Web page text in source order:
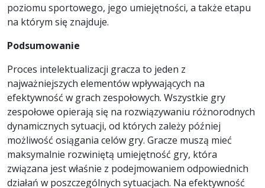
poziomu sportowego, jego umiejętności, a także etapu
na którym się znajduje.
Podsumowanie
Proces intelektualizacji gracza to jeden z
najważniejszych elementów wpływających na
efektywność w grach zespołowych. Wszystkie gry
zespołowe opierają się na rozwiązywaniu różnorodnych
dynamicznych sytuacji, od których zależy później
możliwość osiągania celów gry. Gracze muszą mieć
maksymalnie rozwiniętą umiejętność gry, która
związana jest właśnie z podejmowaniem odpowiednich
działań w poszczególnych sytuacjach. Na efektywność